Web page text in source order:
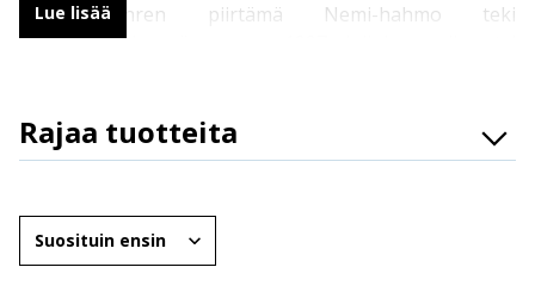
Lise Myhren piirtämä Nemi-hahmo teki
ensiesiintymisensä vuonna 1997, jolloin se ilmestyi
sarjakuvan lukijat tuntevat tänään ei ole aivan yhtä
synkkä ja vakava kuin alkuperäiset sarjakuvat. Tästä
vakavampia aiheita nykyäänkään. Alkuaikoinaan Nemi
myös keskittyi vahvasti heavy metal musiikkiin ja sen
eri alakulttuureihin. Sarjakuva kuitenkin viehättää
Lue lisää
Rajaa tuotteita
Osasto
Ikäryhmät
Järjestä